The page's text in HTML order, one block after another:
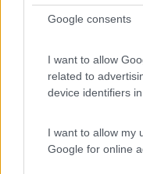
Google consents
I want to allow
related to
device identifiers in
I want to allow my
Google for online
Camino les Planes